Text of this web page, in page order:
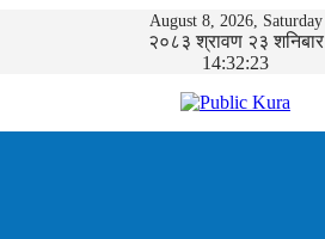
August 8, 2026, Saturday
२०८३ श्रावण २३ शनिबार
14:32:23